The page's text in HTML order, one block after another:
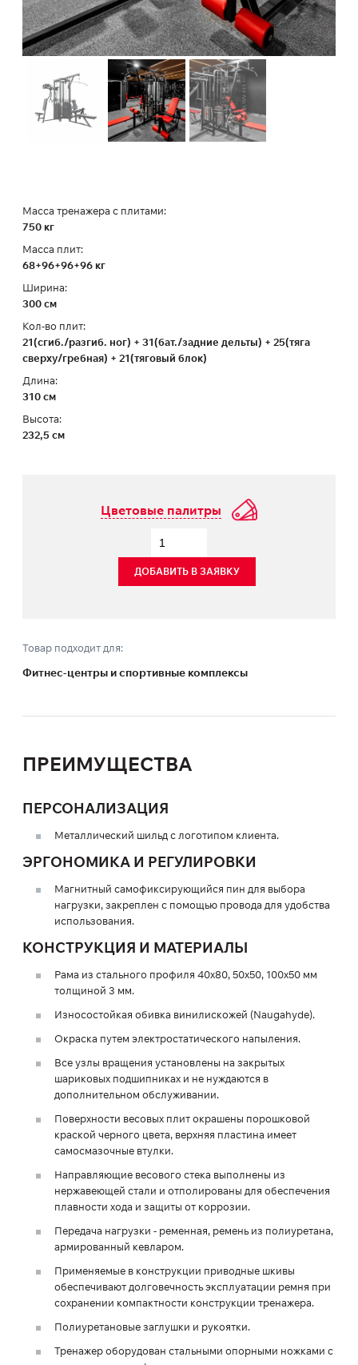
Масса тренажера с плитами:
750 кг
Масса плит:
68+96+96+96 кг
Ширина:
300 см
Кол-во плит:
21(сгиб./разгиб. ног) + 31(бат./задние дельты) + 25(тяга
сверху/гребная) + 21(тяговый блок)
Длина:
310 см
Высота:
232,5 см
Цветовые палитры
ДОБАВИТЬ В ЗАЯВКУ
Товар подходит для:
Фитнес-центры и спортивные комплексы
ПРЕИМУЩЕСТВА
ПЕРСОНАЛИЗАЦИЯ
Металлический шильд с логотипом клиента.
ЭРГОНОМИКА И РЕГУЛИРОВКИ
Магнитный самофиксирующийся пин для выбора
нагрузки, закреплен с помощью провода для удобства
использования.
КОНСТРУКЦИЯ И МАТЕРИАЛЫ
Рама из стального профиля 40х80, 50х50, 100х50 мм
толщиной 3 мм.
Износостойкая обивка винилискожей (Naugahyde).
Окраска путем электростатического напыления.
Все узлы вращения установлены на закрытых
шариковых подшипниках и не нуждаются в
дополнительном обслуживании.
Поверхности весовых плит окрашены порошковой
краской черного цвета, верхняя пластина имеет
самосмазочные втулки.
Направляющие весового стека выполнены из
нержавеющей стали и отполированы для обеспечения
плавности хода и защиты от коррозии.
Передача нагрузки - ременная, ремень из полиуретана,
армированный кевларом.
Применяемые в конструкции приводные шкивы
обеспечивают долговечность эксплуатации ремня при
сохранении компактности конструкции тренажера.
Полиуретановые заглушки и рукоятки.
Тренажер оборудован стальными опорными ножками с